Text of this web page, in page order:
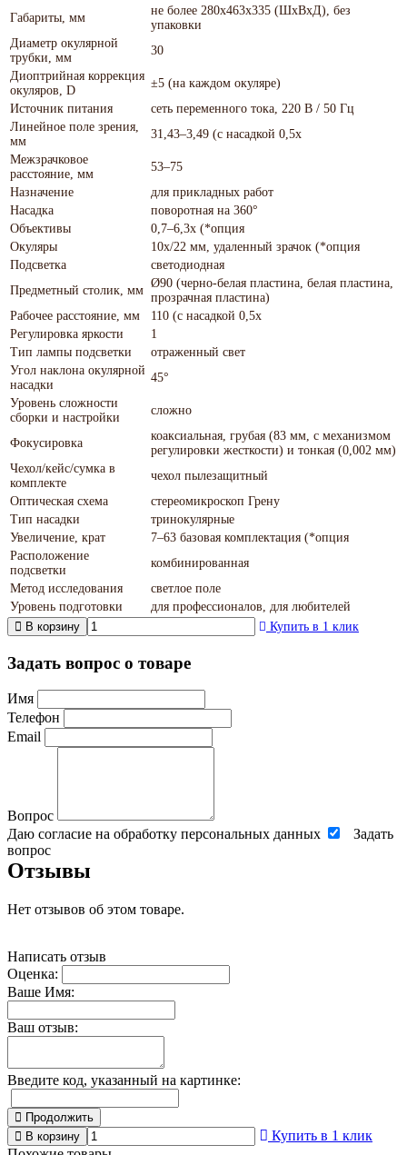
Габариты, мм
не более 280x463x335 (ШхВхД), без
упаковки
Диаметр окулярной
трубки, мм
30
Диоптрийная коррекция
окуляров, D
±5 (на каждом окуляре)
Источник питания
сеть переменного тока, 220 В / 50 Гц
Линейное поле зрения,
мм
31,43–3,49 (с насадкой 0,5x
Межзрачковое
расстояние, мм
53–75
Назначение
для прикладных работ
Насадка
поворотная на 360°
Объективы
0,7–6,3х (*опция
Окуляры
10х/22 мм, удаленный зрачок (*опция
Подсветка
светодиодная
Предметный столик, мм
Ø90 (черно-белая пластина, белая пластина,
прозрачная пластина)
Рабочее расстояние, мм
110 (с насадкой 0,5x
Регулировка яркости
1
Тип лампы подсветки
отраженный свет
Угол наклона окулярной
насадки
45°
Уровень сложности
сборки и настройки
сложно
Фокусировка
коаксиальная, грубая (83 мм, с механизмом
регулировки жесткости) и тонкая (0,002 мм)
Чехол/кейс/сумка в
комплекте
чехол пылезащитный
Оптическая схема
стереомикроскоп Грену
Тип насадки
тринокулярные
Увеличение, крат
7–63 базовая комплектация (*опция
Расположение
подсветки
комбинированная
Метод исследования
светлое поле
Уровень подготовки
для профессионалов, для любителей
В корзину
Купить в 1 клик
Задать вопрос о товаре
Имя
Телефон
Email
Вопрос
Даю согласие на обработку персональных данных
Задать
вопрос
Отзывы
Нет отзывов об этом товаре.
Написать отзыв
Оценка:
Ваше Имя:
Ваш отзыв:
Введите код, указанный на картинке:
Продолжить
В корзину
Купить в 1 клик